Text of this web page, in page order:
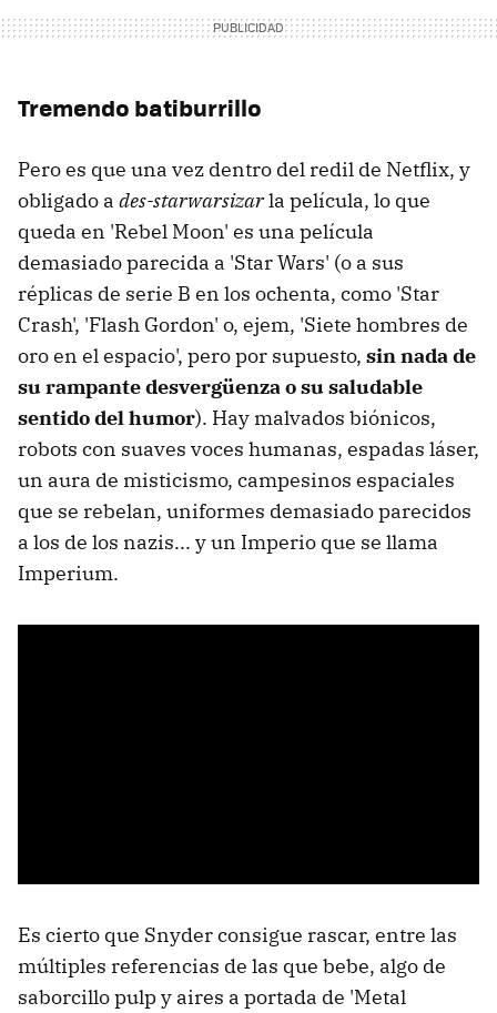
Tremendo batiburrillo
Pero es que una vez dentro del redil de Netflix, y
obligado a des-starwarsizarla película, lo que
queda en 'Rebel Moon' es una película
demasiado parecida a 'Star Wars' (o a sus
réplicas de serie B en los ochenta, como 'Star
Crash', 'Flash Gordon' o, ejem, 'Siete hombres de
oro en el espacio', pero por supuesto, sin nada de
su rampante desvergüenza o su saludable
sentido del humor). Hay malvados biónicos,
robots con suaves voces humanas, espadas láser,
un aura de misticismo, campesinos espaciales
que se rebelan, uniformes demasiado parecidos
a los de los nazis... y un Imperio que se llama
Imperium.
Es cierto que Snyder consigue rascar, entre las
múltiples referencias de las que bebe, algo de
saborcillo pulp y aires a portada de 'Metal